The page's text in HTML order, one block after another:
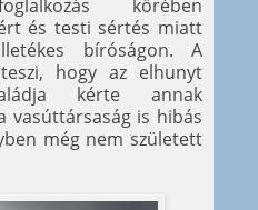
körében
és testi sértés miatt
bíróságon. A
hogy az elhunyt
kérte annak
vasúttársaság is hibás
még nem született